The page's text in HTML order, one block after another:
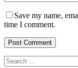
Save my name,
time I comment.
Search